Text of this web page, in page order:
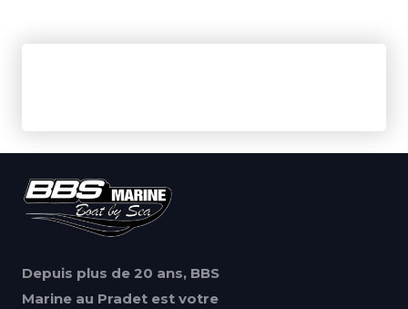
Depuis plus de 20 ans, BBS
Marine au Pradet est votre